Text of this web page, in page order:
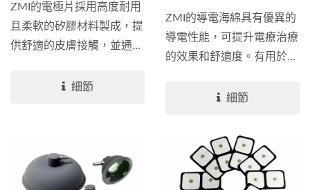
ZMI的電極片採用高度耐用
且柔軟的矽膠材料製成，提
供舒適的皮膚接觸，並通過
細節
ZMI的導電海綿具有優異的
導電性能，可提升電療治療
的效果和舒適度。有用於吸
通用），以及用於矽橡膠電
細節